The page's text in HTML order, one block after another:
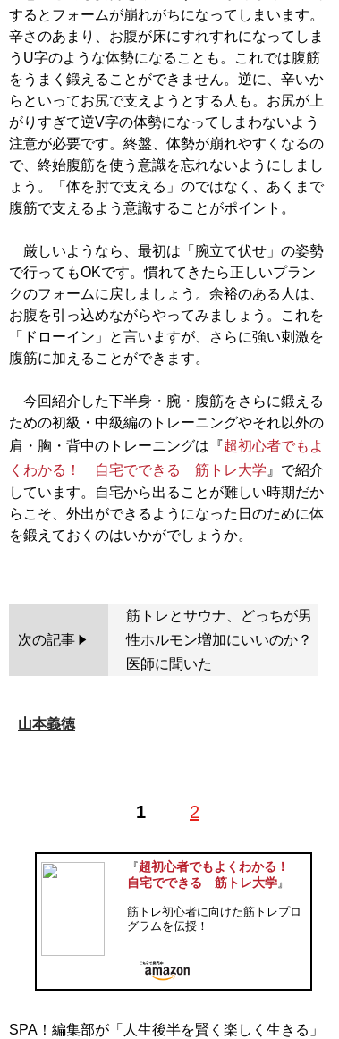
するとフォームが崩れがちになってしまいます。
辛さのあまり、お腹が床にすれすれになってしま
うU字のような体勢になることも。これでは腹筋
をうまく鍛えることができません。逆に、辛いか
らといってお尻で支えようとする人も。お尻が上
がりすぎて逆V字の体勢になってしまわないよう
注意が必要です。終盤、体勢が崩れやすくなるの
で、終始腹筋を使う意識を忘れないようにしまし
ょう。「体を肘で支える」のではなく、あくまで
腹筋で支えるよう意識することがポイント。
厳しいようなら、最初は「腕立て伏せ」の姿勢
で行ってもOKです。慣れてきたら正しいプラン
クのフォームに戻しましょう。余裕のある人は、
お腹を引っ込めながらやってみましょう。これを
「ドローイン」と言いますが、さらに強い刺激を
腹筋に加えることができます。
今回紹介した下半身・腕・腹筋をさらに鍛える
ための初級・中級編のトレーニングやそれ以外の
肩・胸・背中のトレーニングは『超初心者でもよ
くわかる！ 自宅でできる 筋トレ大学 』で紹介
しています。自宅から出ることが難しい時期だか
らこそ、外出ができるようになった日のために体
を鍛えておくのはいかがでしょうか。
次の記事
筋トレとサウナ、どっちが男
性ホルモン増加にいいのか？
医師に聞いた
山本義徳
1 2
『超初心者でもよくわかる！
自宅でできる 筋トレ大学』
筋トレ初心者に向けた筋トレプロ
グラムを伝授！
SPA！編集部が「人生後半を賢く楽しく生きる」